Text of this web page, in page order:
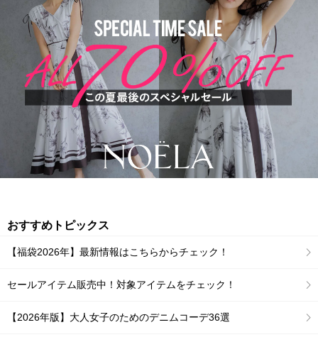
おすすめトピックス
【福袋2026年】最新情報はこちらからチェック！
セールアイテム販売中！対象アイテムをチェック！
【2026年版】大人女子のためのデニムコーデ36選